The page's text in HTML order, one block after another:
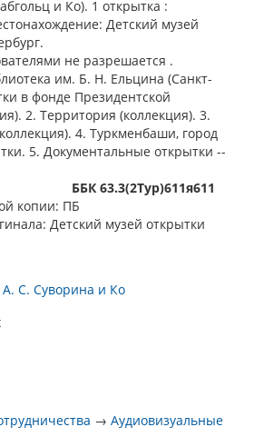
и Ко). 1 открытка :
Детский музей
не разрешается .
им. Б. Н. Ельцина (Санкт-
в фонде Президентской
2. Территория (коллекция). 3.
4. Туркменбаши, город
5. Документальные открытки --
ББК 63.3(2Тур)611я611
копии: ПБ
Детский музей открытки
А. С. Суворина и Ко
→Аудиовизуальные